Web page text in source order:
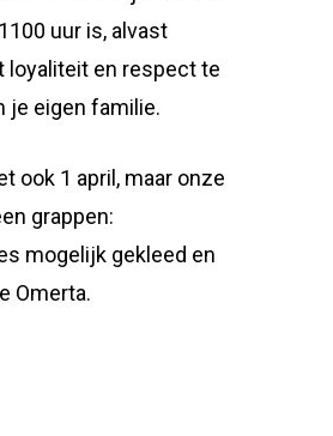
uur is, alvast
loyaliteit en respect te
je eigen familie.
ook 1 april, maar onze
grappen:
mogelijk gekleed en
Omerta.